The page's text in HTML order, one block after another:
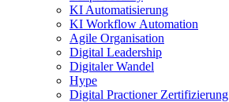
KI Automatisierung
KI Workflow Automation
Agile Organisation
Digital Leadership
Digitaler Wandel
Hype
Digital Practioner Zertifizierung